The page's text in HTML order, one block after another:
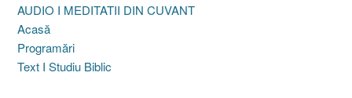
AUDIO I MEDITATII DIN CUVANT
Acasă
Programări
Text I Studiu Biblic